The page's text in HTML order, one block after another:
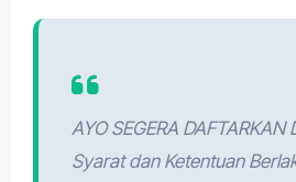
AYO SEGERA DAFTARKAN
Syarat dan Ketentuan